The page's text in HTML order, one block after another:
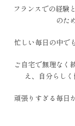
フランスでの経験
のた
忙しい毎日の中で
ご自宅で無理なく
え、自分らし
頑張りすぎる毎日